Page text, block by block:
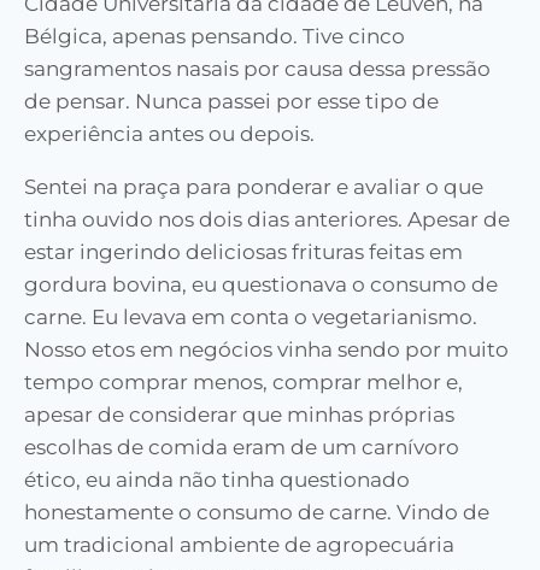
Bélgica, apenas pensando. Tive cinco
sangramentos nasais por causa dessa pressão
de pensar. Nunca passei por esse tipo de
experiência antes ou depois.
Sentei na praça para ponderar e avaliar o que
tinha ouvido nos dois dias anteriores. Apesar de
estar ingerindo deliciosas frituras feitas em
gordura bovina, eu questionava o consumo de
carne. Eu levava em conta o vegetarianismo.
Nosso etos em negócios vinha sendo por muito
tempo comprar menos, comprar melhor e,
apesar de considerar que minhas próprias
escolhas de comida eram de um carnívoro
ético, eu ainda não tinha questionado
honestamente o consumo de carne. Vindo de
um tradicional ambiente de agropecuária